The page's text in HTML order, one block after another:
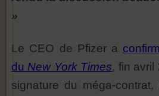
»
Le CEO de Pfizer a
du New York Times, fin avril
signature du méga-contrat,